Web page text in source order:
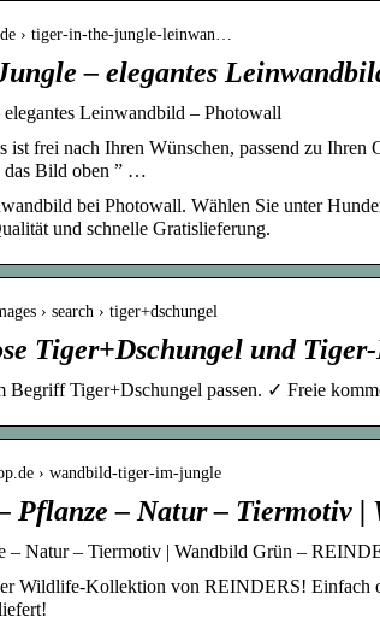
› tiger-in-the-jungle-leinwan…
– elegantes
Leinwandbild – Photowall
ist frei nach Ihren Wünschen, passend zu Ihren
das Bild oben ” …
bei Photowall. Wählen Sie unter
und schnelle Gratislieferung.
› search › tiger+dschungel
Tiger+Dschungel und
Begriff Tiger+Dschungel passen. ✓ Freie
› wandbild-tiger-im-jungle
Pflanze – Natur – Tiermotiv |
– Natur – Tiermotiv | Wandbild Grün –
Wildlife-Kollektion von REINDERS! Einfach